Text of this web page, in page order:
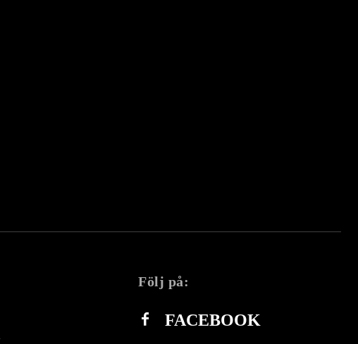
Följ på:
FACEBOOK